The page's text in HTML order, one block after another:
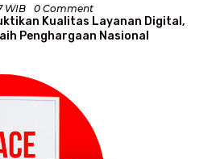
WIB 0 Comment
Kualitas Layanan Digital,
Penghargaan Nasional